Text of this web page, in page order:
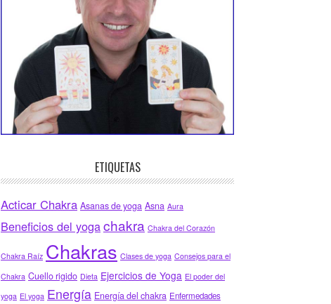
ETIQUETAS
Acticar Chakra Asanas de yoga Asna Aura
Beneficios del yogachakra Chakra del Corazón
Chakra Raíz Chakras Clases de yoga Consejos para el
Chakra Cuello rigido Dieta Ejercicios de Yoga El poder del
yoga El yoga Energía Energía del chakra Enfermedades